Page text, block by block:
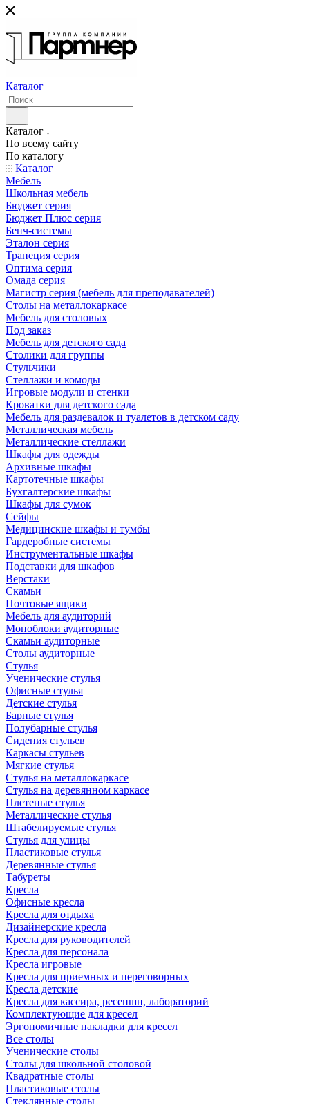
Каталог
Каталог
По всему сайту
По каталогу
Каталог
Мебель
Школьная мебель
Бюджет серия
Бюджет Плюс серия
Бенч-системы
Эталон серия
Трапеция серия
Оптима серия
Омада серия
Магистр серия (мебель для преподавателей)
Столы на металлокаркасе
Мебель для столовых
Под заказ
Мебель для детского сада
Столики для группы
Стульчики
Стеллажи и комоды
Игровые модули и стенки
Кроватки для детского сада
Мебель для раздевалок и туалетов в детском саду
Металлическая мебель
Металлические стеллажи
Шкафы для одежды
Архивные шкафы
Картотечные шкафы
Бухгалтерские шкафы
Шкафы для сумок
Сейфы
Медицинские шкафы и тумбы
Гардеробные системы
Инструментальные шкафы
Подставки для шкафов
Верстаки
Скамьи
Почтовые ящики
Мебель для аудиторий
Моноблоки аудиторные
Скамьи аудиторные
Столы аудиторные
Стулья
Ученические стулья
Офисные стулья
Детские стулья
Барные стулья
Полубарные стулья
Сидения стульев
Каркасы стульев
Мягкие стулья
Стулья на металлокаркасе
Стулья на деревянном каркасе
Плетеные стулья
Металлические стулья
Штабелируемые стулья
Стулья для улицы
Пластиковые стулья
Деревянные стулья
Табуреты
Кресла
Офисные кресла
Кресла для отдыха
Дизайнерские кресла
Кресла для руководителей
Кресла для персонала
Кресла игровые
Кресла для приемных и переговорных
Кресла детские
Кресла для кассира, ресепшн, лабораторий
Комплектующие для кресел
Эргономичные накладки для кресел
Все столы
Ученические столы
Столы для школьной столовой
Квадратные столы
Пластиковые столы
Стеклянные столы